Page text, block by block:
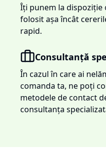
Îți punem la
folosit așa încât
rapid.
Consultanță
În cazul în care ai
comanda ta, ne poți
metodele de contact
consultanța